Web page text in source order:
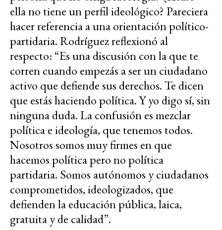
ella no tiene un perfil ideológico? Pareciera
hacer referencia a una orientación político-
partidaria. Rodríguez reflexionó al
respecto: “Es una discusión con la que te
corren cuando empezás a ser un ciudadano
activo que defiende sus derechos. Te dicen
que estás haciendo política. Y yo digo sí, sin
ninguna duda. La confusión es mezclar
política e ideología, que tenemos todos.
Nosotros somos muy firmes en que
hacemos política pero no política
partidaria. Somos autónomos y ciudadanos
comprometidos, ideologizados, que
defienden la educación pública, laica,
gratuita y de calidad”.